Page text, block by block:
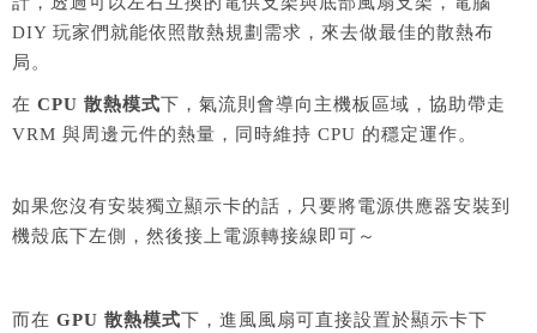
DIY 玩家們就能依照散熱規劃需求，來去做最佳的散熱布
局。
在 CPU 散熱模式下，氣流則會導向主機板區域，協助帶走
VRM 與周邊元件的熱量，同時維持 CPU 的穩定運作。
如果您沒有安裝獨立顯示卡的話，只要將電源供應器安裝到
機殼底下左側，然後接上電源轉接線即可～
而在 GPU 散熱模式下，進風風扇可直接設置於顯示卡下